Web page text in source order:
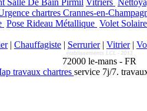
Salle De Bain Pirmil Vitriers
chartres Crannes-en-
Pose Rideau Métallique Volet
| Chauffagiste | Serrurier| Vitrier|
72000 le-mans - FR
travaux chartres service 7j/7.